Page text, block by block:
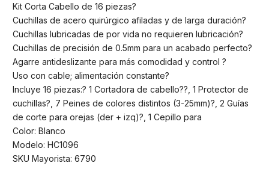
Kit Corta Cabello de 16 piezas?
Cuchillas de acero quirúrgico afiladas y de larga duración?
Cuchillas lubricadas de por vida no requieren lubricación?
Cuchillas de precisión de 0.5mm para un acabado perfecto?
Agarre antideslizante para más comodidad y control ?
Uso con cable; alimentación constante?
Incluye 16 piezas:? 1 Cortadora de cabello??, 1 Protector de
cuchillas?, 7 Peines de colores distintos (3-25mm)?, 2 Guías
de corte para orejas (der + izq)?, 1 Cepillo para
Color: Blanco
Modelo: HC1096
SKU Mayorista: 6790